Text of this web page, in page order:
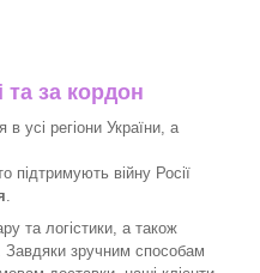
та за кордон
усі регіони України, а
підтримують війну Росії
та логістики, а також
Завдяки зручним способам